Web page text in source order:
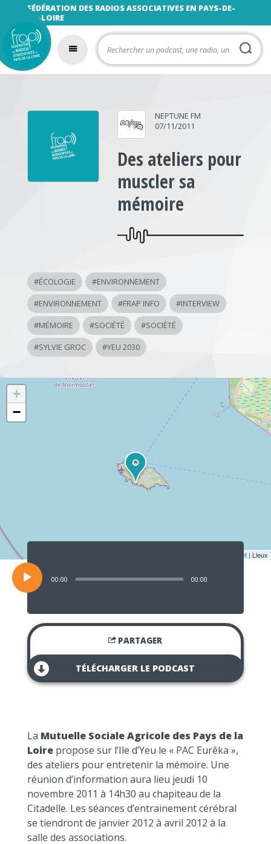
FÉDÉRATION DES RADIOS ASSOCIATIVES EN PAYS-DE-
LA-LOIRE
NEPTUNE FM
07/11/2011
Des ateliers pour
muscler sa
mémoire
#ÉCOLOGIE #ENVIRONNEMENT
#ENVIRONNEMENT #FRAP INFO #INTERVIEW
#MÉMOIRE #SOCIÉTÉ #SOCIÉTÉ
#SYLVIE GROC #YEU 2030
+
−
Leaflet | Lieux
Lecteur
00:00 00:00
PARTAGER
TÉLÉCHARGER LE PODCAST
La Mutuelle Sociale Agricole des Pays de la
Loirepropose sur l’Ile d’Yeu le « PAC Eurêka »,
des ateliers pour entretenir la mémoire. Une
réunion d’information aura lieu jeudi 10
novembre 2011 à 14h30 au chapiteau de la
Citadelle. Les séances d’entrainement cérébral
se tiendront de janvier 2012 à avril 2012 à la
salle des associations.